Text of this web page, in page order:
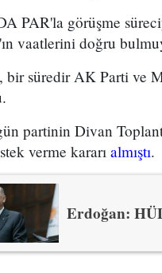
PAR'la görüşme
vaatlerini doğru
süredir AK Parti ve
partinin Divan
verme kararı almıştı.
Erdoğan: